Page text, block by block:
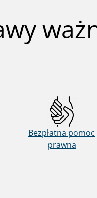
Bezpłatna pomoc
prawna